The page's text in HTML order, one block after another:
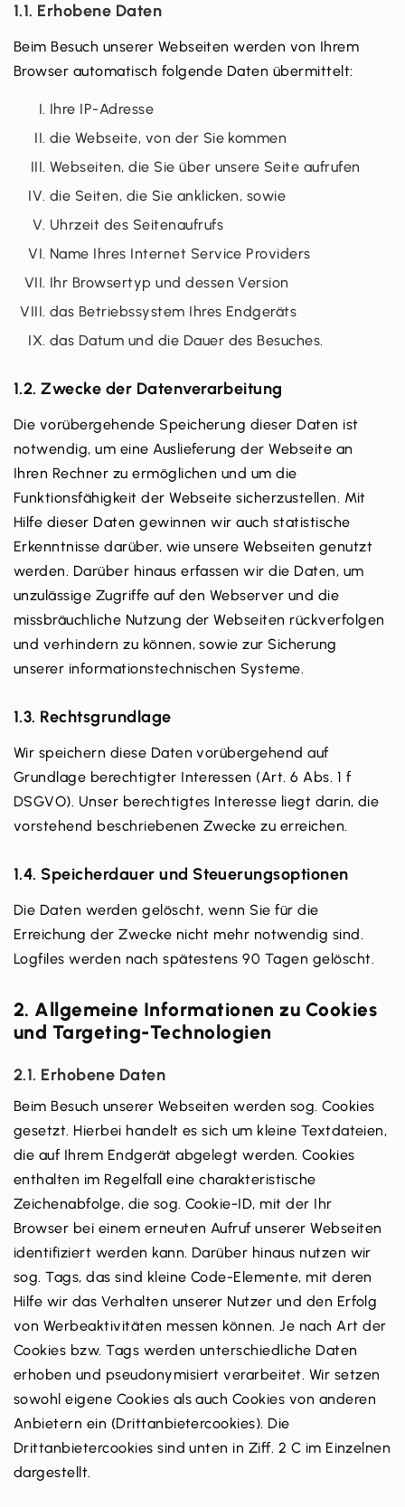
1.1. Erhobene Daten
Beim Besuch unserer Webseiten werden von Ihrem
Browser automatisch folgende Daten übermittelt:
Ihre IP-Adresse
die Webseite, von der Sie kommen
Webseiten, die Sie über unsere Seite aufrufen
die Seiten, die Sie anklicken, sowie
Uhrzeit des Seitenaufrufs
Name Ihres Internet Service Providers
Ihr Browsertyp und dessen Version
das Betriebssystem Ihres Endgeräts
das Datum und die Dauer des Besuches.
1.2. Zwecke der Datenverarbeitung
Die vorübergehende Speicherung dieser Daten ist
notwendig, um eine Auslieferung der Webseite an
Ihren Rechner zu ermöglichen und um die
Funktionsfähigkeit der Webseite sicherzustellen. Mit
Hilfe dieser Daten gewinnen wir auch statistische
Erkenntnisse darüber, wie unsere Webseiten genutzt
werden. Darüber hinaus erfassen wir die Daten, um
unzulässige Zugriffe auf den Webserver und die
missbräuchliche Nutzung der Webseiten rückverfolgen
und verhindern zu können, sowie zur Sicherung
unserer informationstechnischen Systeme.
1.3. Rechtsgrundlage
Wir speichern diese Daten vorübergehend auf
Grundlage berechtigter Interessen (Art. 6 Abs. 1 f
DSGVO). Unser berechtigtes Interesse liegt darin, die
vorstehend beschriebenen Zwecke zu erreichen.
1.4. Speicherdauer und Steuerungsoptionen
Die Daten werden gelöscht, wenn Sie für die
Erreichung der Zwecke nicht mehr notwendig sind.
Logfiles werden nach spätestens 90 Tagen gelöscht.
2. Allgemeine Informationen zu Cookies
und Targeting-Technologien
2.1. Erhobene Daten
Beim Besuch unserer Webseiten werden sog. Cookies
gesetzt. Hierbei handelt es sich um kleine Textdateien,
die auf Ihrem Endgerät abgelegt werden. Cookies
enthalten im Regelfall eine charakteristische
Zeichenabfolge, die sog. Cookie-ID, mit der Ihr
Browser bei einem erneuten Aufruf unserer Webseiten
identifiziert werden kann. Darüber hinaus nutzen wir
sog. Tags, das sind kleine Code-Elemente, mit deren
Hilfe wir das Verhalten unserer Nutzer und den Erfolg
von Werbeaktivitäten messen können. Je nach Art der
Cookies bzw. Tags werden unterschiedliche Daten
erhoben und pseudonymisiert verarbeitet. Wir setzen
sowohl eigene Cookies als auch Cookies von anderen
Anbietern ein (Drittanbietercookies). Die
Drittanbietercookies sind unten in Ziff. 2 C im Einzelnen
dargestellt.